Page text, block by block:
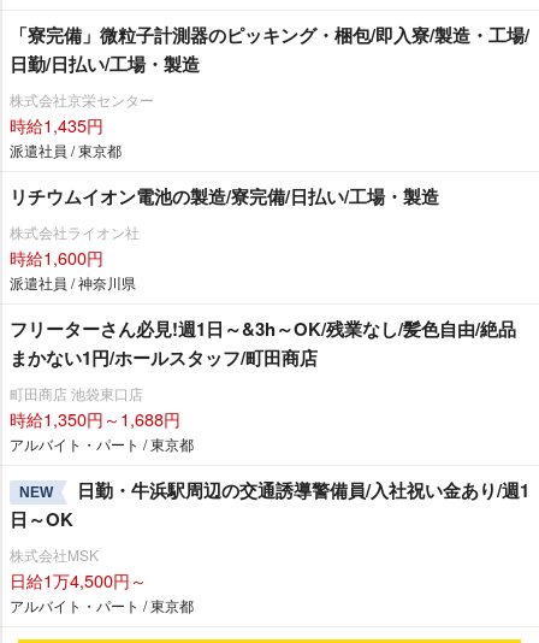
「寮完備」微粒子計測器のピッキング・梱包/即入寮/製造・工場/
日勤/日払い/工場・製造
株式会社京栄センター
時給1,435円
派遣社員 / 東京都
リチウムイオン電池の製造/寮完備/日払い/工場・製造
株式会社ライオン社
時給1,600円
派遣社員 / 神奈川県
フリーターさん必見!週1日～&3h～OK/残業なし/髪色自由/絶品
まかない1円/ホールスタッフ/町田商店
町田商店 池袋東口店
時給1,350円～1,688円
アルバイト・パート / 東京都
NEW
日勤・牛浜駅周辺の交通誘導警備員/入社祝い金あり/週1
日～OK
株式会社MSK
日給1万4,500円～
アルバイト・パート / 東京都